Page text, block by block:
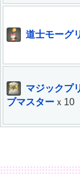
道士モーグ
マジックプ
ブマスター ｘ10